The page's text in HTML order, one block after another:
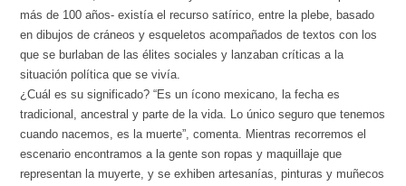
más de 100 años- existía el recurso satírico, entre la plebe, basado
en dibujos de cráneos y esqueletos acompañados de textos con los
que se burlaban de las élites sociales y lanzaban críticas a la
situación política que se vivía.
¿Cuál es su significado? “Es un ícono mexicano, la fecha es
tradicional, ancestral y parte de la vida. Lo único seguro que tenemos
cuando nacemos, es la muerte”, comenta. Mientras recorremos el
escenario encontramos a la gente son ropas y maquillaje que
representan la muyerte, y se exhiben artesanías, pinturas y muñecos